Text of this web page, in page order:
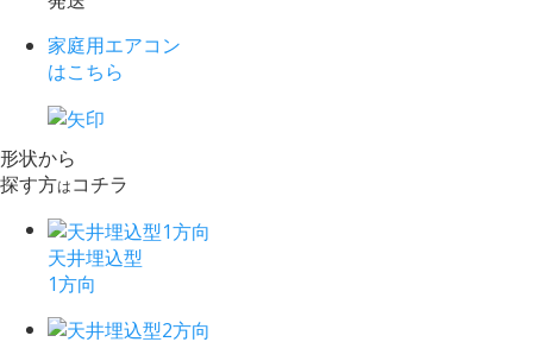
家庭用エアコン
はこちら
形状から
探す方はコチラ
天井埋込型
1方向